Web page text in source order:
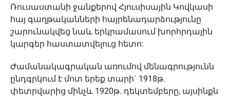
Ռուսաստանի ջանքերով Հյուսիսային Կովկասի
հայ գաղթականների հայրենադարձությունը
շարունակվեց նաև երկրամասում խորհրդային
կարգեր հաստատվելուց հետո:
Ժամանակագրական առումով մենագրությունն
ընդգրկում է մոտ երեք տարի` 1918թ.
փետրվարից մինչև 1920թ. դեկտեմբերը, այսինքն